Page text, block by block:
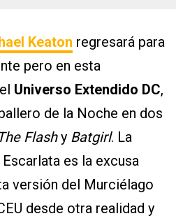
Keaton regresará para
pero en esta
Universo Extendido DC,
de la Noche en dos
Flashy Batgirl. La
es la excusa
versión del Murciélago
desde otra realidad y